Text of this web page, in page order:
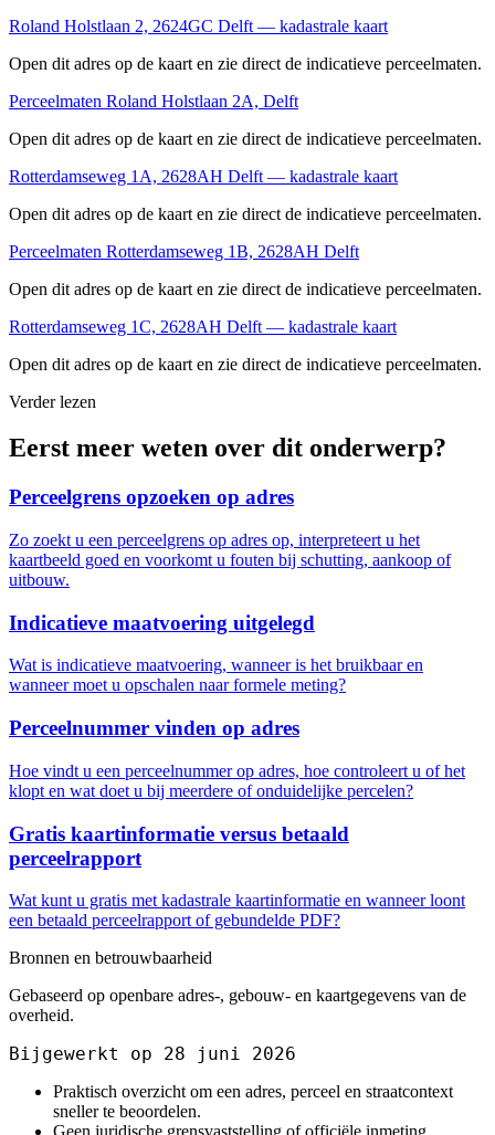
Roland Holstlaan 2, 2624GC Delft — kadastrale kaart
Open dit adres op de kaart en zie direct de indicatieve perceelmaten.
Perceelmaten Roland Holstlaan 2A, Delft
Open dit adres op de kaart en zie direct de indicatieve perceelmaten.
Rotterdamseweg 1A, 2628AH Delft — kadastrale kaart
Open dit adres op de kaart en zie direct de indicatieve perceelmaten.
Perceelmaten Rotterdamseweg 1B, 2628AH Delft
Open dit adres op de kaart en zie direct de indicatieve perceelmaten.
Rotterdamseweg 1C, 2628AH Delft — kadastrale kaart
Open dit adres op de kaart en zie direct de indicatieve perceelmaten.
Verder lezen
Eerst meer weten over dit onderwerp?
Perceelgrens opzoeken op adres
Zo zoekt u een perceelgrens op adres op, interpreteert u het
kaartbeeld goed en voorkomt u fouten bij schutting, aankoop of
uitbouw.
Indicatieve maatvoering uitgelegd
Wat is indicatieve maatvoering, wanneer is het bruikbaar en
wanneer moet u opschalen naar formele meting?
Perceelnummer vinden op adres
Hoe vindt u een perceelnummer op adres, hoe controleert u of het
klopt en wat doet u bij meerdere of onduidelijke percelen?
Gratis kaartinformatie versus betaald
perceelrapport
Wat kunt u gratis met kadastrale kaartinformatie en wanneer loont
een betaald perceelrapport of gebundelde PDF?
Bronnen en betrouwbaarheid
Gebaseerd op openbare adres-, gebouw- en kaartgegevens van de
overheid.
Bijgewerkt op 28 juni 2026
Praktisch overzicht om een adres, perceel en straatcontext
sneller te beoordelen.